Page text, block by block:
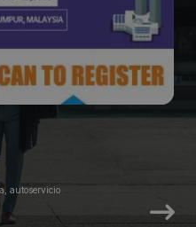
autoservicio